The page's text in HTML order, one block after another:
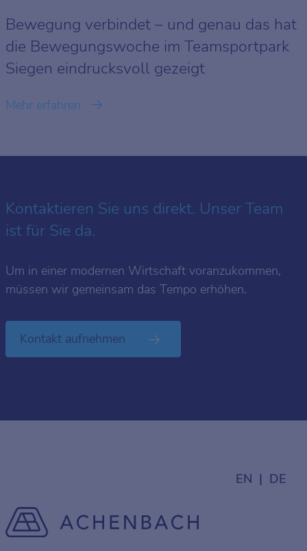
Bewegung verbindet – und genau das hat
die Bewegungswoche im Teamsportpark
Siegen eindrucksvoll gezeigt
Mehr erfahren
Kontaktieren Sie uns direkt. Unser Team
ist für Sie da.
Um in einer modernen Wirtschaft voranzukommen,
müssen wir gemeinsam das Tempo erhöhen.
Kontakt aufnehmen
EN DE